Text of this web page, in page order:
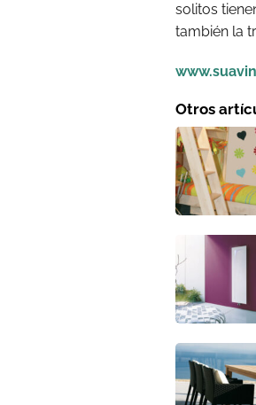
solitos
también la
Otros